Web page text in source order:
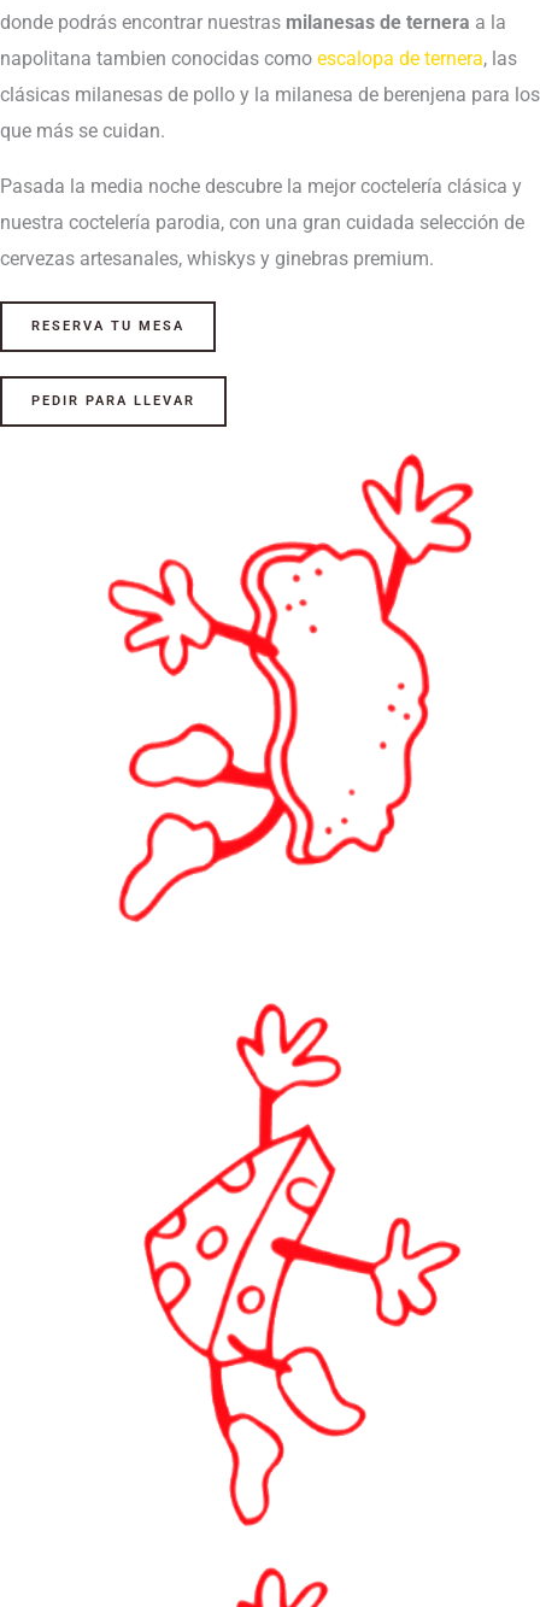
donde podrás encontrar nuestras milanesas de ternera a la
napolitana tambien conocidas como escalopa de ternera, las
clásicas milanesas de pollo y la milanesa de berenjena para los
que más se cuidan.
Pasada la media noche descubre la mejor coctelería clásica y
nuestra coctelería parodia, con una gran cuidada selección de
cervezas artesanales, whiskys y ginebras premium.
RESERVA TU MESA
PEDIR PARA LLEVAR